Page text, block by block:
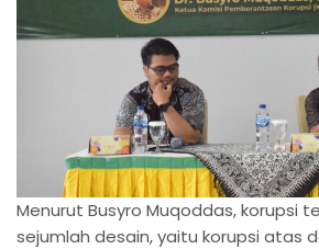
Menurut Busyro Muqoddas, korupsi
sejumlah desain, yaitu korupsi atas